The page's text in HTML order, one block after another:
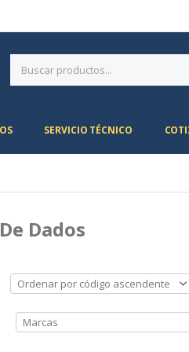
SERVICIO TÉCNICO
Dados